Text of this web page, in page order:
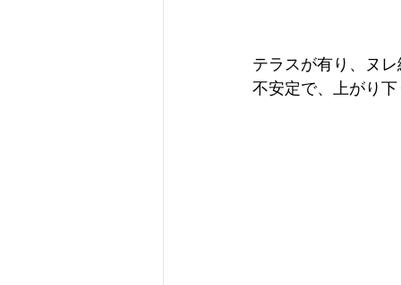
テラスが有り、ヌ
不安定で、上がり